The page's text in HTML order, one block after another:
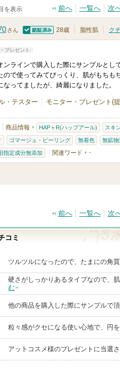
を表示 前へ 一覧へ 次
さん
認証済
28歳 脂性肌 ク
プレゼント
ンラインで購入した際にサンプルとし
で使ってみてびっくり、肌がもちもち
なってましたが、綺麗になりました。
・テスター モニター・プレゼント(
商品情報 HAP＋R(ハップアール) スキ
ゴマージュ・ピーリング 無着色 無鉱物
旧指定成分無添加 関連ワード -
前へ 一覧へ 次
コミ
ツルツルになったので、たまにの角
硬さがしっかりあるタイプなので、
む
他の商品を購入した際にサンプルで
粒々感がクセになる使い心地で、円
アットコスメ様のプレゼントに当選